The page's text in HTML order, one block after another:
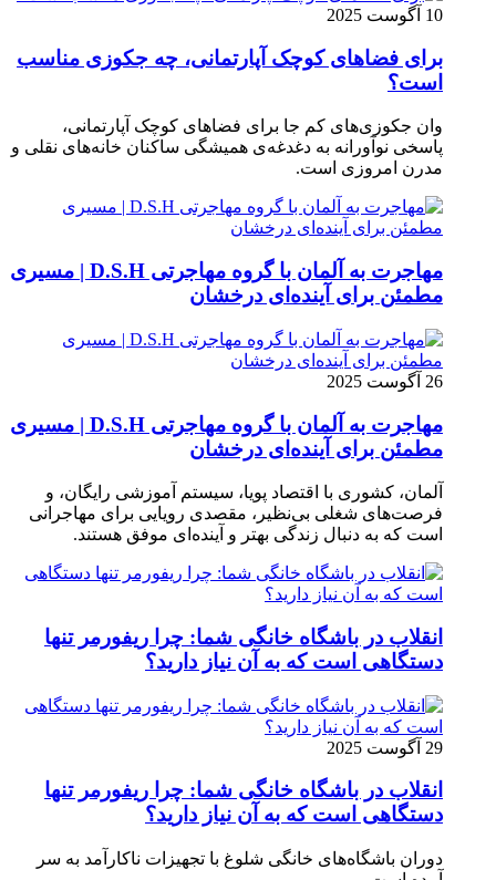
10 آگوست 2025
برای فضاهای کوچک آپارتمانی، چه جکوزی مناسب
است؟
وان جکوزی‌های کم‌ جا برای فضاهای کوچک آپارتمانی،
پاسخی نوآورانه به دغدغه‌ی همیشگی ساکنان خانه‌های نقلی و
مدرن امروزی ا‌ست.
مهاجرت به آلمان با گروه مهاجرتی D.S.H | مسیری
مطمئن برای آینده‌ای درخشان
26 آگوست 2025
مهاجرت به آلمان با گروه مهاجرتی D.S.H | مسیری
مطمئن برای آینده‌ای درخشان
آلمان، کشوری با اقتصاد پویا، سیستم آموزشی رایگان، و
فرصت‌های شغلی بی‌نظیر، مقصدی رویایی برای مهاجرانی
است که به دنبال زندگی بهتر و آینده‌ای موفق هستند.
انقلاب در باشگاه خانگی شما: چرا ریفورمر تنها
دستگاهی است که به آن نیاز دارید؟
29 آگوست 2025
انقلاب در باشگاه خانگی شما: چرا ریفورمر تنها
دستگاهی است که به آن نیاز دارید؟
دوران باشگاه‌های خانگی شلوغ با تجهیزات ناکارآمد به سر